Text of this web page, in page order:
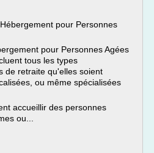
pour Personnes
pour Personnes Agées
tous les types
de retraite qu'elles soient
ou même spécialisées
accueillir des personnes
ou...